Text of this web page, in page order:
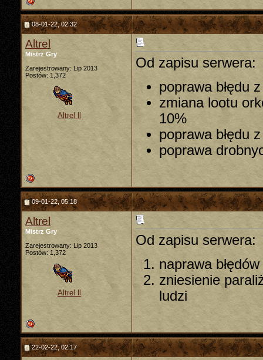
08-01-22, 02:32
Altrel
Mistrz Gry
Zarejestrowany: Lip 2013
Postów: 1,372
Altrel ll
Od zapisu serwera:
poprawa błędu
zmiana lootu
10%
poprawa błędu
poprawa
09-01-22, 05:18
Altrel
Mistrz Gry
Zarejestrowany: Lip 2013
Postów: 1,372
Altrel ll
Od zapisu serwera:
naprawa
zniesienie
ludzi
22-02-22, 02:17